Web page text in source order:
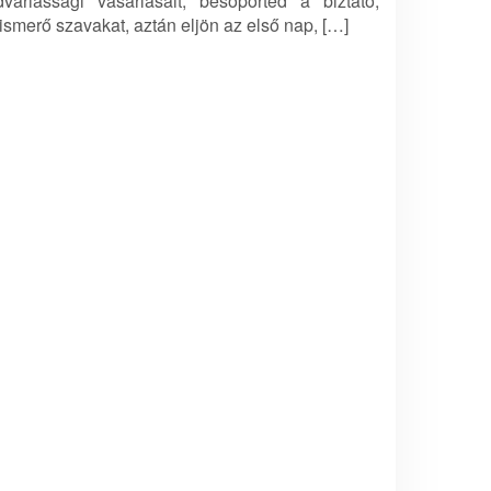
szavakat, aztán eljön az első nap, […]